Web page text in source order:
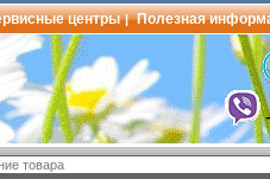
центры | Полезная